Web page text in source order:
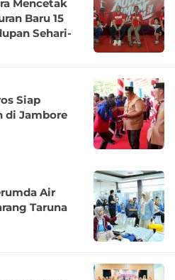
Mencetak
Baru 15
Sehari-
Siap
di Jambore
Air
Taruna